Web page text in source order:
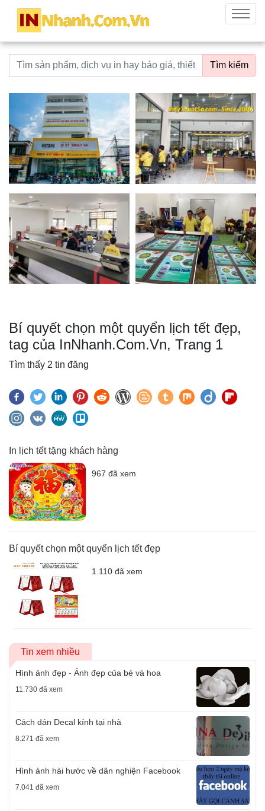
innhanh.com.vn
Menu
Từ khoá tìm kiếm Tìm kiếm
Bí quyết chọn một quyển lịch tết đẹp,
tag của InNhanh.Com.Vn, Trang 1
Tìm thấy 2 tin đăng
In lịch tết tặng khách hàng
967 đã xem
Bí quyết chọn một quyển lịch tết đẹp
1.110 đã xem
Tin xem nhiều
Hình ảnh đẹp - Ảnh đẹp của bé và hoa
11.730 đã xem
Cách dán Decal kính tại nhà
8.271 đã xem
Hình ảnh hài hước về dân nghiện Facebook
7.041 đã xem